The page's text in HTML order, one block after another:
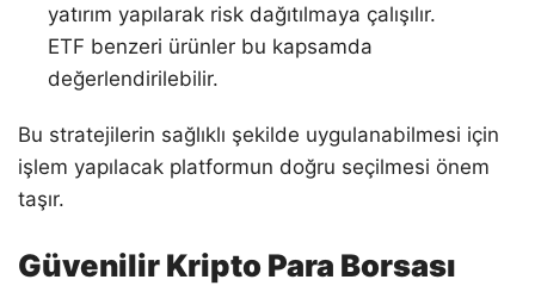
yatırım yapılarak risk dağıtılmaya çalışılır.
ETF benzeri ürünler bu kapsamda
değerlendirilebilir.
Bu stratejilerin sağlıklı şekilde uygulanabilmesi için
işlem yapılacak platformun doğru seçilmesi önem
taşır.
Güvenilir Kripto Para Borsası